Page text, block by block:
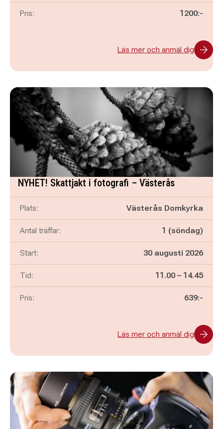
Pris: 1200:-
Läs mer och anmäl dig
NYHET! Skattjakt i fotografi – Västerås
Plats: Västerås Domkyrka
Antal träffar: 1 (söndag)
Start: 30 augusti 2026
Tid: Pågår mellan
11.00 – och
14.45
Pris: 639:-
Läs mer och anmäl dig